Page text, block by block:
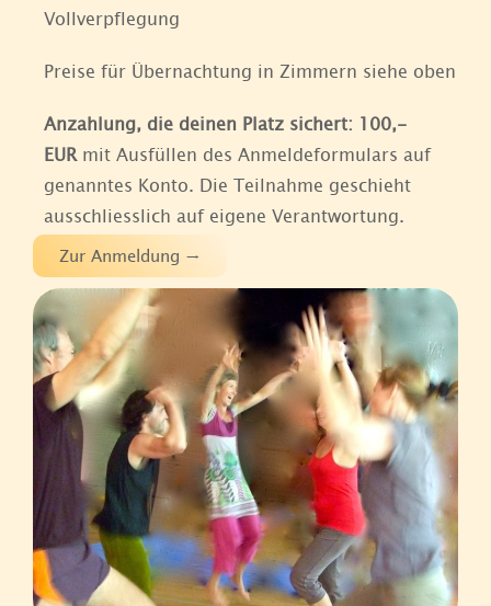
Vollverpflegung
Preise für Übernachtung in Zimmern siehe oben
Anzahlung, die deinen Platz sichert: 100,-
EUR mit Ausfüllen des Anmeldeformulars auf
genanntes Konto. Die Teilnahme geschieht
ausschliesslich auf eigene Verantwortung.
Zur Anmeldung →